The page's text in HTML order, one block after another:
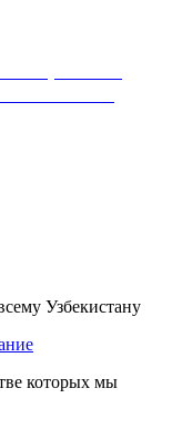
Узбекистану
которых мы